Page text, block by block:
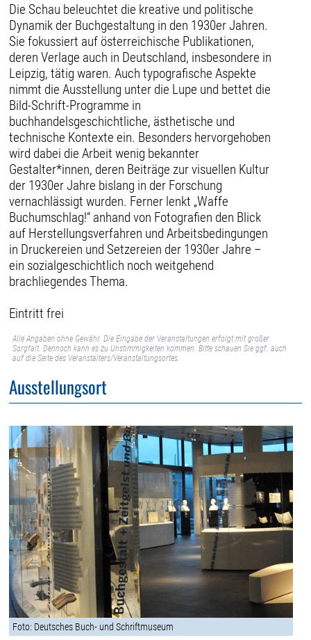
Die Schau beleuchtet die kreative und politische
Dynamik der Buchgestaltung in den 1930er Jahren.
Sie fokussiert auf österreichische Publikationen,
deren Verlage auch in Deutschland, insbesondere in
Leipzig, tätig waren. Auch typografische Aspekte
nimmt die Ausstellung unter die Lupe und bettet die
Bild-Schrift-Programme in
buchhandelsgeschichtliche, ästhetische und
technische Kontexte ein. Besonders hervorgehoben
wird dabei die Arbeit wenig bekannter
Gestalter*innen, deren Beiträge zur visuellen Kultur
der 1930er Jahre bislang in der Forschung
vernachlässigt wurden. Ferner lenkt „Waffe
Buchumschlag!“ anhand von Fotografien den Blick
auf Herstellungsverfahren und Arbeitsbedingungen
in Druckereien und Setzereien der 1930er Jahre –
ein sozialgeschichtlich noch weitgehend
brachliegendes Thema.
Eintritt frei
Alle Angaben ohne Gewähr. Die Eingabe der Veranstaltungen erfolgt mit großer
Sorgfalt. Dennoch kann es zu Unstimmigkeiten kommen. Bitte schauen Sie ggf. auch
auf die Seite des Veranstalters/Veranstaltungsortes.
Ausstellungsort
Foto: Deutsches Buch- und Schriftmuseum